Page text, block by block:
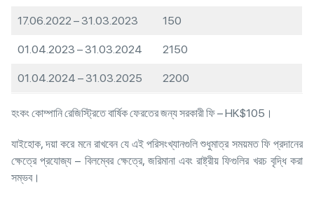
17.06.2022 – 31.03.2023 150
01.04.2023 – 31.03.2024 2150
01.04.2024 – 31.03.2025 2200
হংকং কোম্পানি রেজিস্ট্রিতে বার্ষিক ফেরতের জন্য সরকারী ফি – HK$105।
যাইহোক, দয়া করে মনে রাখবেন যে এই পরিসংখ্যানগুলি শুধুমাত্র সময়মত ফি প্রদানের
ক্ষেত্রে প্রযোজ্য – বিলম্বের ক্ষেত্রে, জরিমানা এবং রাষ্ট্রীয় ফিগুলির খরচ বৃদ্ধি করা
সম্ভব।